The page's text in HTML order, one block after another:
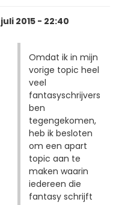
juli 2015 - 22:40
Omdat ik in mijn
vorige topic heel
veel
fantasyschrijvers
ben
tegengekomen,
heb ik besloten
om een apart
topic aan te
maken waarin
iedereen die
fantasy schrijft